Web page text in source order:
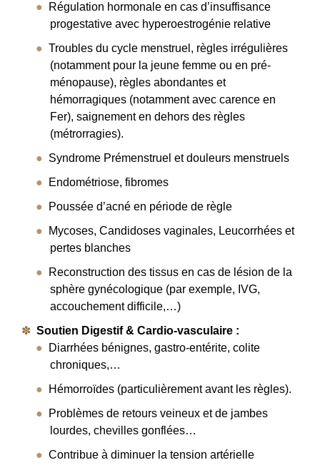
Régulation hormonale en cas d’insuffisance
progestative avec hyperoestrogénie relative
Troubles du cycle menstruel, règles irrégulières
(notamment pour la jeune femme ou en pré-
ménopause), règles abondantes et
hémorragiques (notamment avec carence en
Fer), saignement en dehors des règles
(métrorragies).
Syndrome Prémenstruel et douleurs menstruels
Endométriose, fibromes
Poussée d’acné en période de règle
Mycoses, Candidoses vaginales, Leucorrhées et
pertes blanches
Reconstruction des tissus en cas de lésion de la
sphère gynécologique (par exemple, IVG,
accouchement difficile,…)
Soutien Digestif & Cardio-vasculaire :
Diarrhées bénignes, gastro-entérite, colite
chroniques,…
Hémorroïdes (particulièrement avant les règles).
Problèmes de retours veineux et de jambes
lourdes, chevilles gonflées…
Contribue à diminuer la tension artérielle